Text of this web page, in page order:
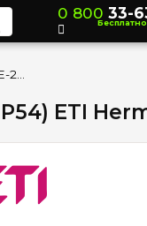
ETI
0 800 33-
Бесплатно